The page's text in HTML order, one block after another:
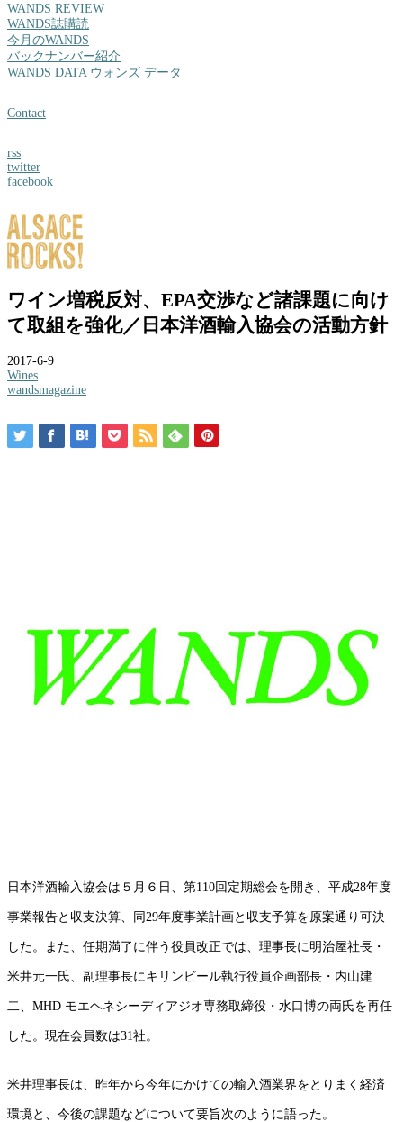
WANDS REVIEW
WANDS誌購読
今月のWANDS
バックナンバー紹介
WANDS DATA ウォンズ データ
Contact
rss
twitter
facebook
ワイン増税反対、EPA交渉など諸課題に向け
て取組を強化／日本洋酒輸入協会の活動方針
2017-6-9
Wines
wandsmagazine
日本洋酒輸入協会は５月６日、第110回定期総会を開き、平成28年度
事業報告と収支決算、同29年度事業計画と収支予算を原案通り可決
した。また、任期満了に伴う役員改正では、理事長に明治屋社長・
米井元一氏、副理事長にキリンビール執行役員企画部長・内山建
二、MHD モエヘネシーディアジオ専務取締役・水口博の両氏を再任
した。現在会員数は31社。
米井理事長は、昨年から今年にかけての輸入酒業界をとりまく経済
環境と、今後の課題などについて要旨次のように語った。